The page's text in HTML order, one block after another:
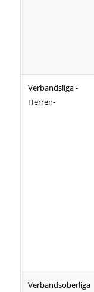
Verbandsliga -
Herren-
Verbandsoberliga